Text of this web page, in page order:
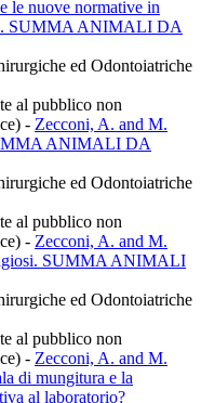
le nuove normative in
SUMMA ANIMALI DA
ed Odontoiatriche
al pubblico non
- Zecconi, A. and M.
ANIMALI DA
ed Odontoiatriche
al pubblico non
- Zecconi, A. and M.
SUMMA ANIMALI
ed Odontoiatriche
al pubblico non
- Zecconi, A. and M.
di mungitura e la
al laboratorio?